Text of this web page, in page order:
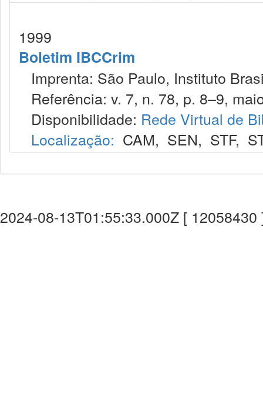
1999
Boletim IBCCrim
Imprenta: São Paulo, Instituto
Referência: v. 7, n. 78, p. 8–9,
Disponibilidade: Rede Virtual de
Localização: CAM, SEN, STF,
2024-08-13T01:55:33.000Z [ 12058430